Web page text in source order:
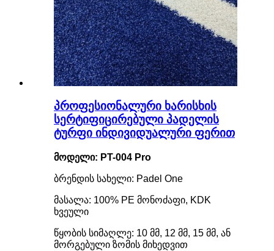
პროფესიონალური ხარისხის
სერტიფიცირებული პადელის
ტურფი ინდივიდუალური ფერით
მოდელი: PT-004 Pro
ბრენდის სახელი: Padel One
მასალა: 100% PE მონოძაფი, KDK
ხვეული
წყობის სიმაღლე: 10 მმ, 12 მმ, 15 მმ, ან
მორგებული ზომის მიხედვით